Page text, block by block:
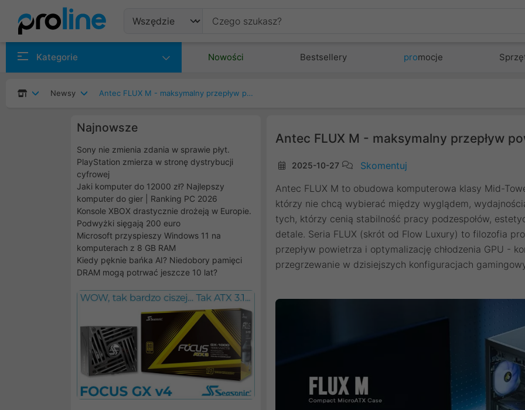
Kategorie Nowości Bestsellery promocje
Newsy Antec FLUX M - maksymalny przepływ powietrza, minimalny hałas
Najnowsze
Sony nie zmienia zdania w sprawie płyt.
PlayStation zmierza w stronę dystrybucji
cyfrowej
Jaki komputer do 12000 zł? Najlepszy
komputer do gier | Ranking PC 2026
Konsole XBOX drastycznie drożeją w Europie.
Podwyżki sięgają 200 euro
Microsoft przyspieszy Windows 11 na
komputerach z 8 GB RAM
Kiedy pęknie bańka AI? Niedobory pamięci
DRAM mogą potrwać jeszcze 10 lat?
Antec FLUX M - maksymalny przepływ
2025-10-27
Skomentuj
Antec FLUX M to obudowa komputerowa klasy Mid-
którzy nie chcą wybierać między wyglądem,
tych, którzy cenią stabilność pracy podzespołów,
detale. Seria FLUX (skrót od Flow Luxury) to filozofia
przepływ powietrza i optymalizację chłodzenia GPU -
przegrzewanie w dzisiejszych konfiguracjach